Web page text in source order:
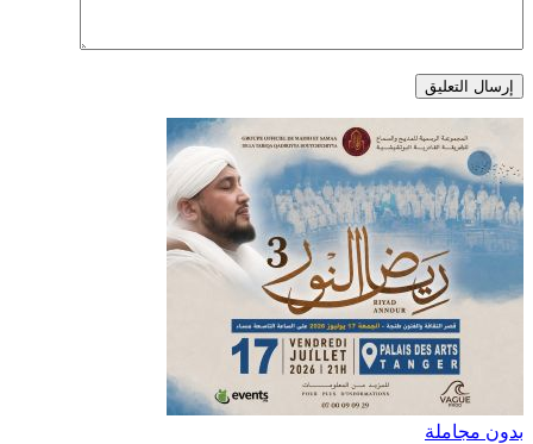
بدون مجاملة